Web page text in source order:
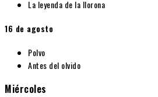
La leyenda de la llorona
16 de agosto
Polvo
Antes del olvido
Miércoles